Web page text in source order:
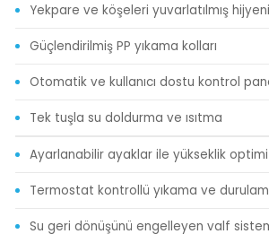
Yekpare ve köşeleri yuvarlatılmış
Güçlendirilmiş PP yıkama kolları
Otomatik ve kullanıcı dostu kontrol
Tek tuşla su doldurma ve ısıtma
Ayarlanabilir ayaklar ile yükseklik
Termostat kontrollü yıkama ve durulama
Su geri dönüşünü engelleyen valf